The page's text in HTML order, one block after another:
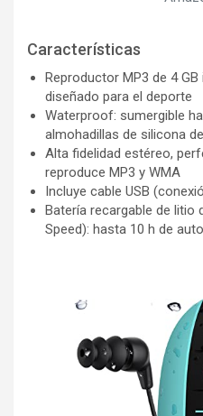
Características
Reproductor MP3 de 4
diseñado para el deporte
Waterproof: sumergible
almohadillas de silicona
Alta fidelidad estéreo,
reproduce MP3 y WMA
Incluye cable USB
Batería recargable de litio
Speed): hasta 10 h de